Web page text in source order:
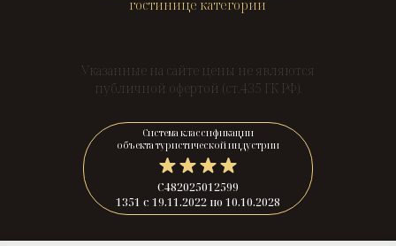
Указанные на сайте цены не являются
публичной офертой (ст.435 ГК РФ).
гостинице категории
Система классификации
объекта туристической индустрии
С482025012599
1351 с 19.11.2022 по 10.10.2028